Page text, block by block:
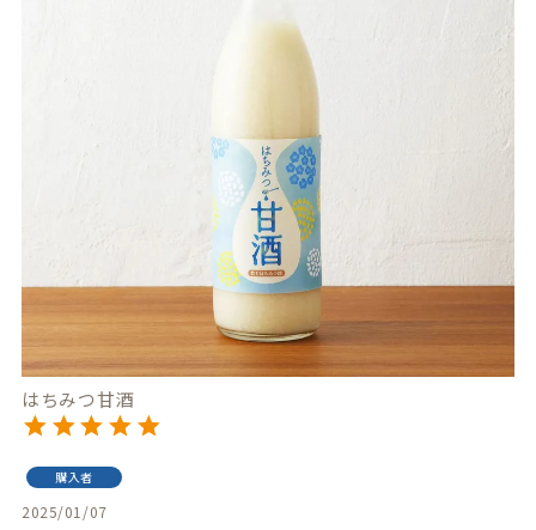
はちみつ甘酒
購入者
2025/01/07